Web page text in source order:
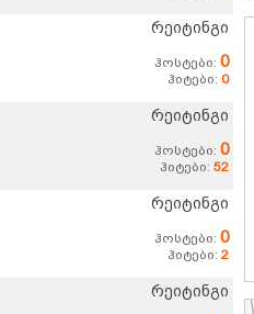
რეიტინგი
ჰოსტები: 0
ჰიტები: 0
რეიტინგი
ჰოსტები: 0
ჰიტები: 52
რეიტინგი
ჰოსტები: 0
ჰიტები: 2
რეიტინგი